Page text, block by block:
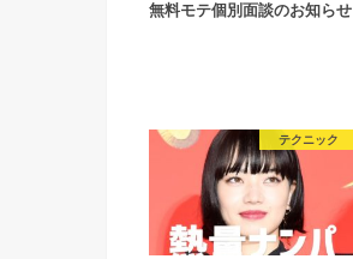
無料モテ個別面談のお知らせ
テクニック